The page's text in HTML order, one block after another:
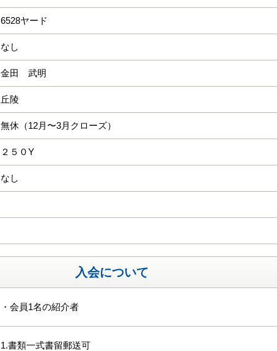
6528ヤード
なし
金田 武明
丘陵
無休（12月〜3月クローズ）
２５０Y
なし
入会について
・会員1名の紹介者
1.書類一式書留郵送可